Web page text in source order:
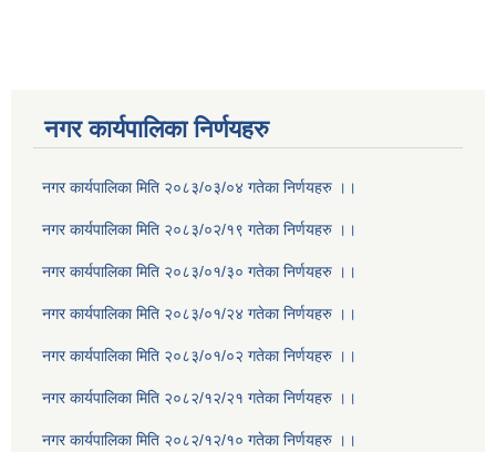
नगर कार्यपालिका निर्णयहरु
नगर कार्यपालिका मिति २०८३/०३/०४ गतेका निर्णयहरु ।।
नगर कार्यपालिका मिति २०८३/०२/१९ गतेका निर्णयहरु ।।
नगर कार्यपालिका मिति २०८३/०१/३० गतेका निर्णयहरु ।।
नगर कार्यपालिका मिति २०८३/०१/२४ गतेका निर्णयहरु ।।
नगर कार्यपालिका मिति २०८३/०१/०२ गतेका निर्णयहरु ।।
नगर कार्यपालिका मिति २०८२/१२/२१ गतेका निर्णयहरु ।।
नगर कार्यपालिका मिति २०८२/१२/१० गतेका निर्णयहरु ।।